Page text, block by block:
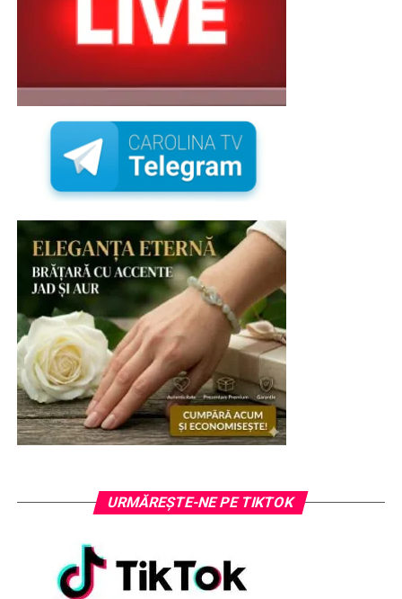
URMĂREȘTE-NE PE TIKTOK